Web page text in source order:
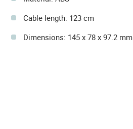
Cable length: 123 cm
Dimensions: 145 x 78 x 97.2 mm